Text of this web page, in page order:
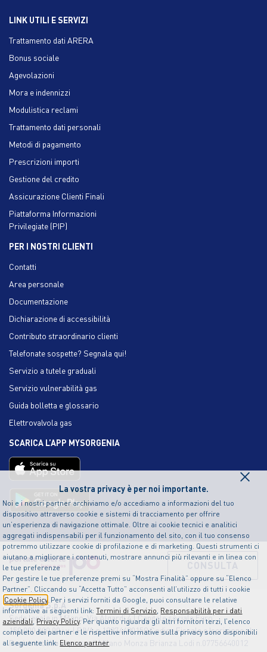
La vostra privacy è per noi importante.
Noi e i nostri partner archiviamo e/o accediamo a informazioni del tuo
dispositivo attraverso cookie e sistemi di tracciamento per offrire
un’esperienza di navigazione ottimale. Oltre ai cookie tecnici e analitici
aggregati indispensabili per il funzionamento del sito, con il tuo consenso
potremmo utilizzare cookie di profilazione e di marketing. Questi strumenti ci
aiutano a migliorare i contenuti, mostrare annunci più rilevanti e in linea con
le tue preferenze
Per gestire le tue preferenze premi su “Mostra Finalità” oppure su “Elenco
Partner”. Cliccando su “Accetta Tutto” acconsenti all’utilizzo di tutti i cookie
Cookie Policy. Per i servizi forniti da Google, puoi consultare le relative
informative ai seguenti link:Termini di Servizio, Responsabilità per i dati
aziendali,Privacy Policy. Per quanto riguarda gli altri fornitori terzi, l’elenco
completo dei partner e le rispettive informative sulla privacy sono disponibili
al seguente link: Elenco partner
×
LINK UTILI E SERVIZI
Trattamento dati ARERA
Bonus sociale
Agevolazioni
Mora e indennizzi
Modulistica reclami
Trattamento dati personali
Metodi di pagamento
Prescrizioni importi
Gestione del credito
Assicurazione Clienti Finali
Piattaforma Informazioni
Privilegiate (PIP)
PER I NOSTRI CLIENTI
Contatti
Area personale
Documentazione
Dichiarazione di accessibilità
Contributo straordinario clienti
Telefonate sospette? Segnala qui!
Servizio a tutele graduali
Servizio vulnerabilità gas
Guida bolletta e glossario
Elettrovalvola gas
SCARICA L’APP MYSORGENIA
Sorgenia S.p.A
Sede legale in Milano, Via Algardi 4 | Capitale sociale Euro
150.000.000,00 i.v. | P.IVA n.12874490159 Codice Fiscale e Iscrizione al
Registro delle Imprese di Milano Monza Brianza Lodi n.07756640012